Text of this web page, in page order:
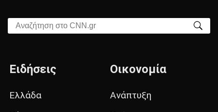
Αναζήτηση στο CNN.gr
Ειδήσεις
Ελλάδα
Οικονομία
Ανάπτυξη